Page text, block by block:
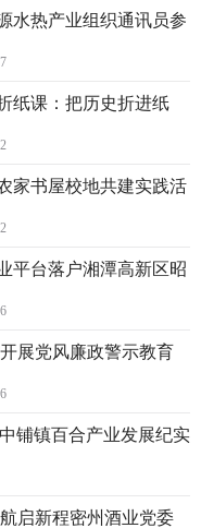
水热产业组织通讯员参
纸课：把历史折进纸
家书屋校地共建实践活
平台落户湘潭高新区昭
展党风廉政警示教育
铺镇百合产业发展纪实
启新程密州酒业党委